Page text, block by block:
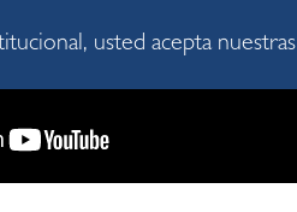
usted acepta nuestras